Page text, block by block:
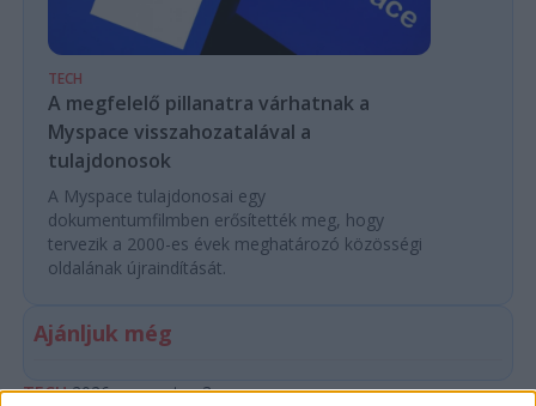
TECH
A megfelelő pillanatra várhatnak a
Myspace visszahozatalával a
tulajdonosok
A Myspace tulajdonosai egy
dokumentumfilmben erősítették meg, hogy
tervezik a 2000-es évek meghatározó közösségi
oldalának újraindítását.
Ajánljuk még
TECH 2026. augusztus 3.